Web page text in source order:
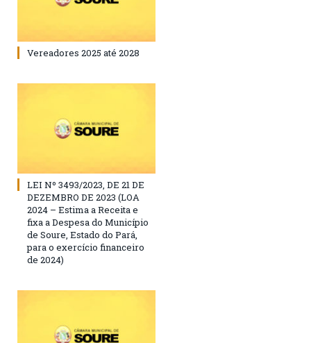
Vereadores 2025 até 2028
LEI Nº 3493/2023, DE 21 DE
DEZEMBRO DE 2023 (LOA
2024 – Estima a Receita e
fixa a Despesa do Município
de Soure, Estado do Pará,
para o exercício financeiro
de 2024)